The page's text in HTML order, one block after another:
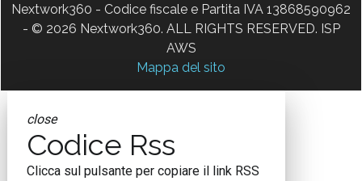
Nextwork360 - Codice fiscale e Partita IVA 13868590962
- © 2026 Nextwork360. ALL RIGHTS RESERVED. ISP
AWS
Mappa del sito
close
Codice Rss
Clicca sul pulsante per copiare il link RSS